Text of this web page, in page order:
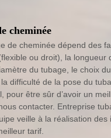
cheminée
de cheminée dépend des
ou droit), la longueur
du tubage, le choix
difficulté de la pose du
pour être sûr d’avoir un
contacter. Entreprise
veille à la réalisation des
tarif.